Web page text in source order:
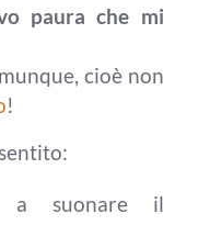
paura che mi
cioè non
!
a suonare il